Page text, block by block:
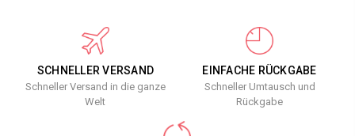
SCHNELLER VERSAND
Schneller Versand in die ganze
Welt
EINFACHE RÜCKGABE
Schneller Umtausch und
Rückgabe